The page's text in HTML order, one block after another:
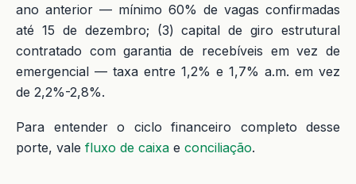
ano anterior — mínimo 60% de vagas confirmadas
até 15 de dezembro; (3) capital de giro estrutural
contratado com garantia de recebíveis em vez de
emergencial — taxa entre 1,2% e 1,7% a.m. em vez
de 2,2%-2,8%.
Para entender o ciclo financeiro completo desse
porte, vale fluxo de caixa e conciliação.